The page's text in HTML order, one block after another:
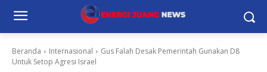
Beranda Internasional
Gus Falah Desak Pemerintah Gunakan D8
Untuk Setop Agresi Israel